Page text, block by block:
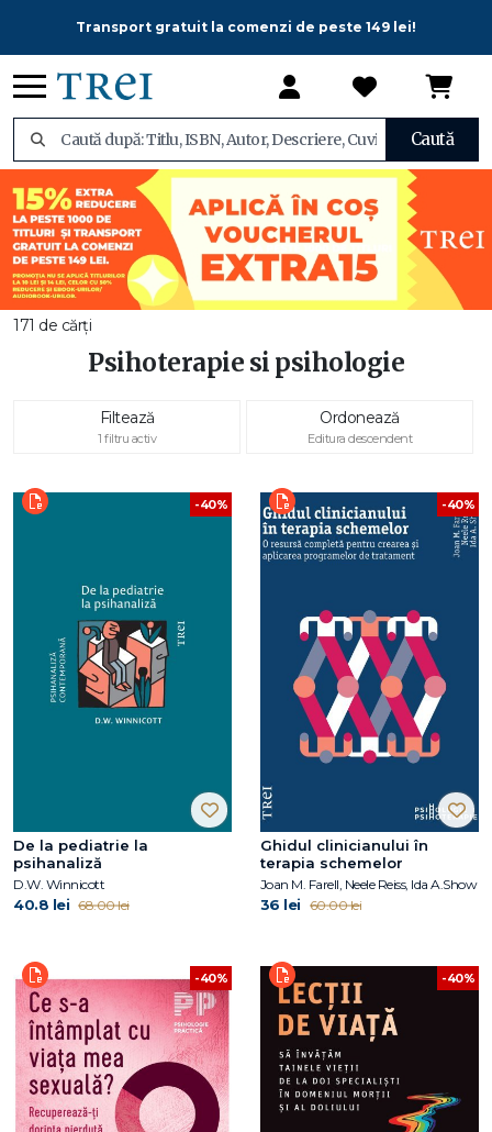
Transport gratuit la comenzi de peste 149 lei!
Caută
171 de cărți
Psihoterapie si psihologie
Filtează
1 filtru activ
Ordonează
Editura descendent
-40%
De la pediatrie la
psihanaliză
D.W. Winnicott
40.8 lei 68.00 lei
-40%
Ghidul clinicianului în
terapia schemelor
Joan M. Farell, Neele Reiss, Ida A.Show
36 lei 60.00 lei
-40% -40%